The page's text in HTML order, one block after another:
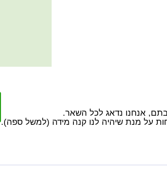
על מנת שיהיה לנו קנה מידה (למשל ספה).